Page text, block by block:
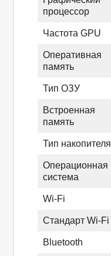
процессор
Частота GPU
Оперативная
память
Тип ОЗУ
Встроенная
память
Тип накопителя
Операционная
система
Wi‑Fi
Стандарт Wi‑Fi
Bluetooth